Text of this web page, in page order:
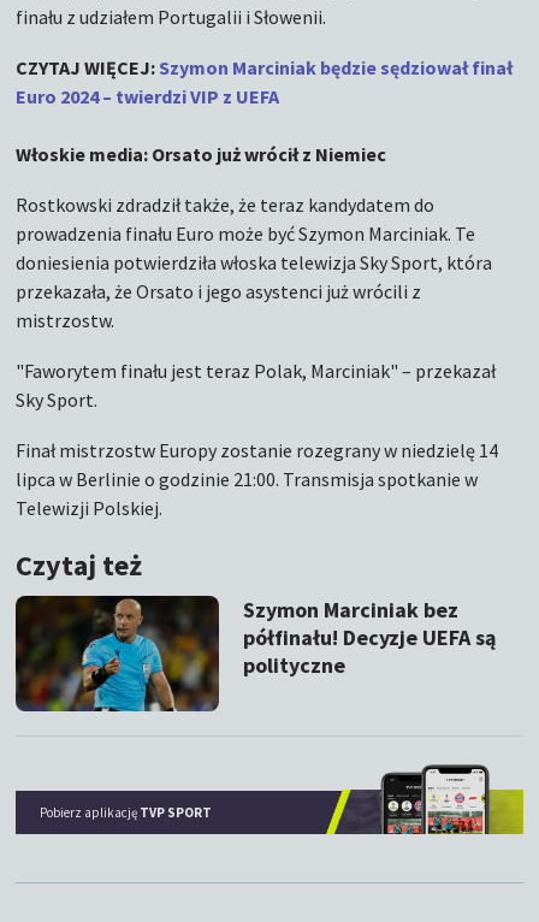
finału z udziałem Portugalii i Słowenii.
CZYTAJ WIĘCEJ: Szymon Marciniak będzie sędziował finał
Euro 2024 – twierdzi VIP z UEFA
Włoskie media: Orsato już wrócił z Niemiec
Rostkowski zdradził także, że teraz kandydatem do
prowadzenia finału Euro może być Szymon Marciniak. Te
doniesienia potwierdziła włoska telewizja Sky Sport, która
przekazała, że Orsato i jego asystenci już wrócili z
mistrzostw.
"Faworytem finału jest teraz Polak, Marciniak" – przekazał
Sky Sport.
Finał mistrzostw Europy zostanie rozegrany w niedzielę 14
lipca w Berlinie o godzinie 21:00. Transmisja spotkanie w
Telewizji Polskiej.
Czytaj też
Szymon Marciniak bez
półfinału! Decyzje UEFA są
polityczne
Pobierz aplikację TVP SPORT